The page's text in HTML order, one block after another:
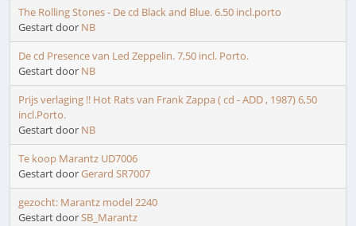
The Rolling Stones - De cd Black and Blue. 6.50 incl.porto
Gestart door NB
De cd Presence van Led Zeppelin. 7,50 incl. Porto.
Gestart door NB
Prijs verlaging !! Hot Rats van Frank Zappa ( cd - ADD , 1987) 6,50
incl.Porto.
Gestart door NB
Te koop Marantz UD7006
Gestart doorGerard SR7007
gezocht: Marantz model 2240
Gestart doorSB_Marantz